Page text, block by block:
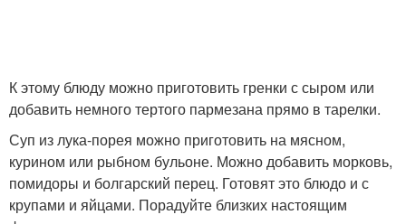
К этому блюду можно приготовить гренки с сыром или
добавить немного тертого пармезана прямо в тарелки.
Суп из лука-порея можно приготовить на мясном,
курином или рыбном бульоне. Можно добавить морковь,
помидоры и болгарский перец. Готовят это блюдо и с
крупами и яйцами. Порадуйте близких настоящим